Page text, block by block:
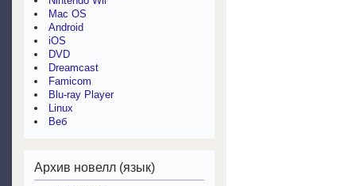
Mac OS
Android
iOS
DVD
Dreamcast
Famicom
Blu-ray Player
Linux
Веб
Архив новелл (язык)